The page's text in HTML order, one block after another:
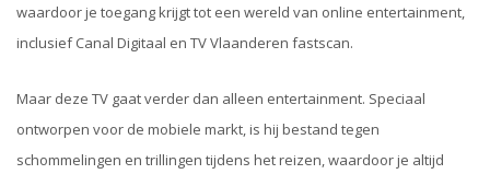
waardoor je toegang krijgt tot een wereld van online entertainment,
inclusief Canal Digitaal en TV Vlaanderen fastscan.
Maar deze TV gaat verder dan alleen entertainment. Speciaal
ontworpen voor de mobiele markt, is hij bestand tegen
schommelingen en trillingen tijdens het reizen, waardoor je altijd